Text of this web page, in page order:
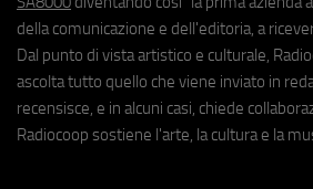
della comunicazione e dell'editoria, a
Dal punto di vista artistico e culturale,
ascolta tutto quello che viene inviato in
recensisce, e in alcuni casi, chiede
Radiocoop sostiene l'arte, la cultura e la